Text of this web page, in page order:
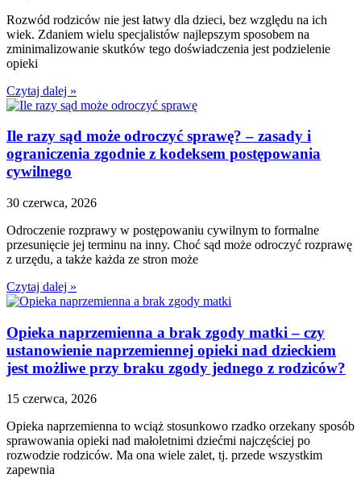
Rozwód rodziców nie jest łatwy dla dzieci, bez względu na ich
wiek. Zdaniem wielu specjalistów najlepszym sposobem na
zminimalizowanie skutków tego doświadczenia jest podzielenie
opieki
Czytaj dalej »
Ile razy sąd może odroczyć sprawę? – zasady i
ograniczenia zgodnie z kodeksem postępowania
cywilnego
30 czerwca, 2026
Odroczenie rozprawy w postępowaniu cywilnym to formalne
przesunięcie jej terminu na inny. Choć sąd może odroczyć rozprawę
z urzędu, a także każda ze stron może
Czytaj dalej »
Opieka naprzemienna a brak zgody matki – czy
ustanowienie naprzemiennej opieki nad dzieckiem
jest możliwe przy braku zgody jednego z rodziców?
15 czerwca, 2026
Opieka naprzemienna to wciąż stosunkowo rzadko orzekany sposób
sprawowania opieki nad małoletnimi dziećmi najczęściej po
rozwodzie rodziców. Ma ona wiele zalet, tj. przede wszystkim
zapewnia